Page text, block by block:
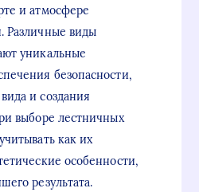
и атмосфере
Различные виды
уникальные
безопасности,
и создания
выборе лестничных
как их
особенности,
результата.